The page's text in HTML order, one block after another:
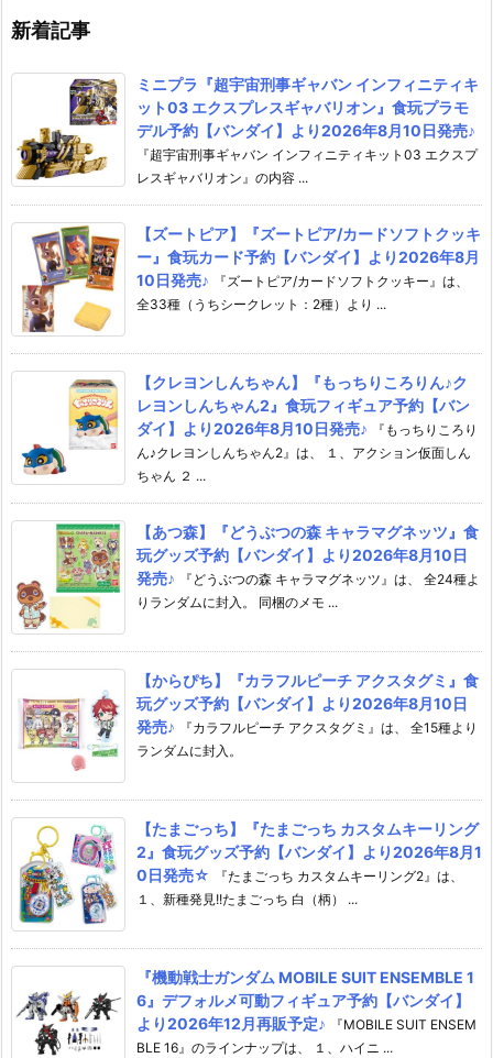
新着記事
ミニプラ『超宇宙刑事ギャバン インフィニティキ
ット03 エクスプレスギャバリオン』食玩プラモ
デル予約【バンダイ】より2026年8月10日発売♪
『超宇宙刑事ギャバン インフィニティキット03 エクスプ
レスギャバリオン』の内容 ...
【ズートピア】『ズートピア/カードソフトクッキ
ー』食玩カード予約【バンダイ】より2026年8月
10日発売♪
『ズートピア/カードソフトクッキー』は、
全33種（うちシークレット：2種）より ...
【クレヨンしんちゃん】『もっちりころりん♪ク
レヨンしんちゃん2』食玩フィギュア予約【バン
ダイ】より2026年8月10日発売♪
『もっちりころり
ん♪クレヨンしんちゃん2』は、 １、アクション仮面しん
ちゃん ２ ...
【あつ森】『どうぶつの森 キャラマグネッツ』食
玩グッズ予約【バンダイ】より2026年8月10日
発売♪
『どうぶつの森 キャラマグネッツ』は、 全24種よ
りランダムに封入。 同梱のメモ ...
【からぴち】『カラフルピーチ アクスタグミ』食
玩グッズ予約【バンダイ】より2026年8月10日
発売♪
『カラフルピーチ アクスタグミ』は、 全15種より
ランダムに封入。
【たまごっち】『たまごっち カスタムキーリング
2』食玩グッズ予約【バンダイ】より2026年8月1
0日発売☆
『たまごっち カスタムキーリング2』は、
１、新種発見!!たまごっち 白（柄） ...
『機動戦士ガンダム MOBILE SUIT ENSEMBLE 1
6』デフォルメ可動フィギュア予約【バンダイ】
より2026年12月再販予定♪
『MOBILE SUIT ENSEM
BLE 16』のラインナップは、 １、ハイニ ...